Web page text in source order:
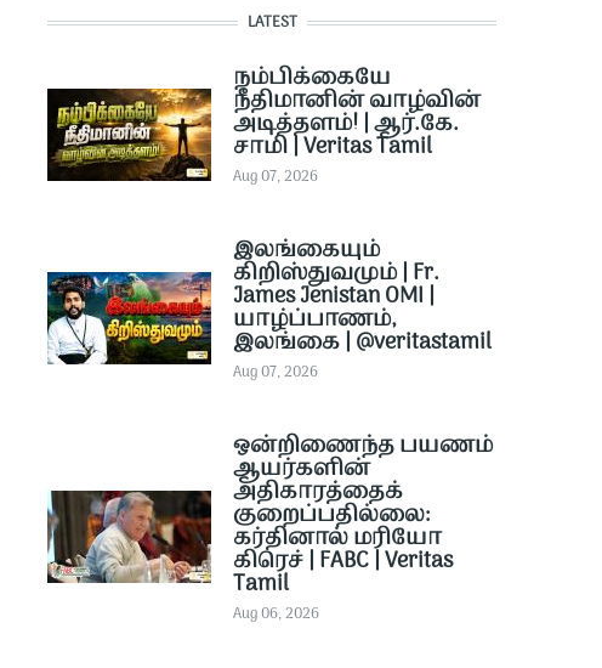
LATEST
நம்பிக்கையே
நீதிமானின் வாழ்வின்
அடித்தளம்! | ஆர்.கே.
சாமி | Veritas Tamil
Aug 07, 2026
இலங்கையும்
கிறிஸ்துவமும் | Fr.
James Jenistan OMI |
யாழ்ப்பாணம்,
இலங்கை | @veritastamil ​
Aug 07, 2026
ஒன்றிணைந்த பயணம்
ஆயர்களின்
அதிகாரத்தைக்
குறைப்பதில்லை:
கர்தினால் மரியோ
கிரெச் | FABC | Veritas
Tamil
Aug 06, 2026